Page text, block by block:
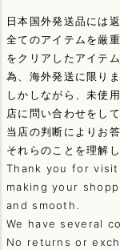
日本国外発送品には
全てのアイテムを厳
をクリアしたアイテ
為、海外発送に限り
しかしながら、未使
店に問い合わせをして
当店の判断によりお
それらのことを理解
Thank you for
making your
and smooth.
We have several
No returns or